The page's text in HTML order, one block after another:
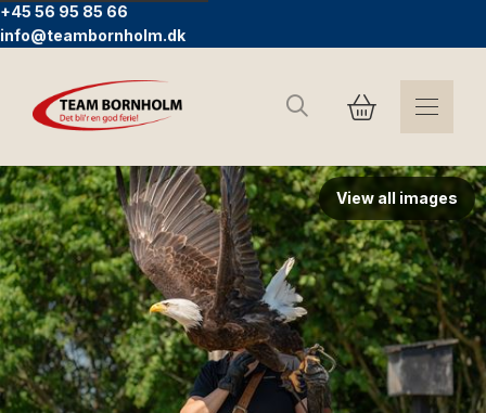
+45 56 95 85 66
info@teambornholm.dk
Search
View all images